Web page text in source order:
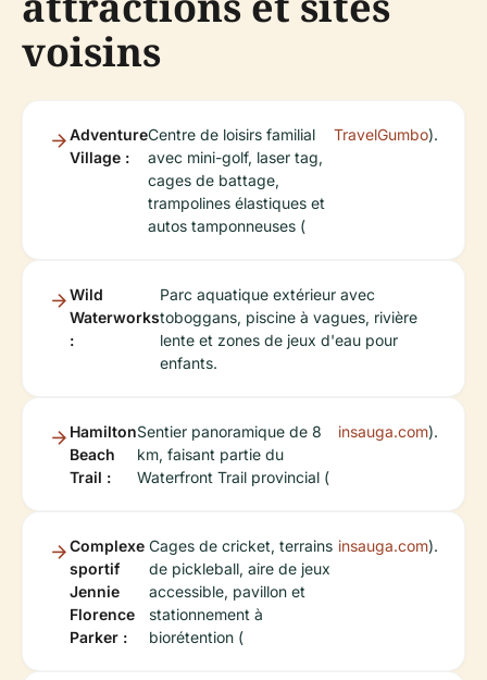
voisins
Adventure
Village :
Centre de loisirs familial
avec mini-golf, laser tag,
cages de battage,
trampolines élastiques et
autos tamponneuses (
TravelGumbo).
Wild
Waterworks
:
Parc aquatique extérieur avec
toboggans, piscine à vagues, rivière
lente et zones de jeux d'eau pour
enfants.
Hamilton
Beach
Trail :
Sentier panoramique de 8
km, faisant partie du
Waterfront Trail provincial (
insauga.com).
Complexe
sportif
Jennie
Florence
Parker :
Cages de cricket, terrains
de pickleball, aire de jeux
accessible, pavillon et
stationnement à
biorétention (
insauga.com).